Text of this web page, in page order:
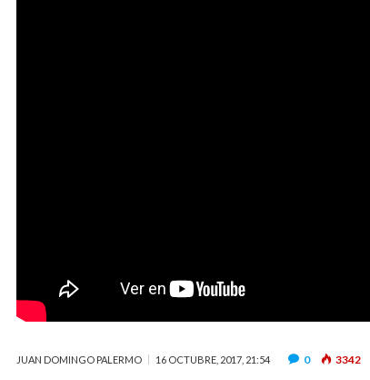
JUAN DOMINGO PALERMO 16 OCTUBRE, 2017, 21:54 0 3342